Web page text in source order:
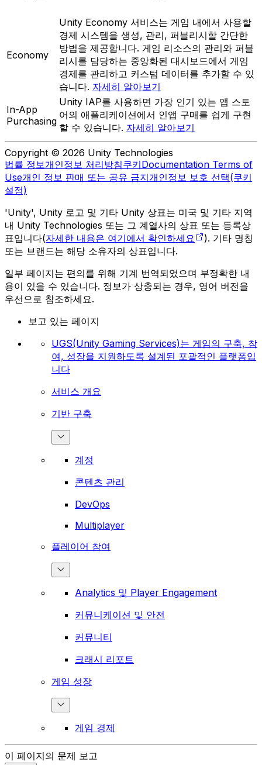
Economy
Unity Economy 서비스는 게임 내에서 사용할
경제 시스템을 생성, 관리, 퍼블리시할 간단한
방법을 제공합니다. 게임 리소스의 관리와 퍼블
리시를 담당하는 중앙화된 대시보드에서 게임
경제를 관리하고 커스텀 데이터를 추가할 수 있
습니다. 자세히 알아보기
In-App
Purchasing
Unity IAP를 사용하면 가장 인기 있는 앱 스토
어의 애플리케이션에서 인앱 구매를 쉽게 구현
할 수 있습니다. 자세히 알아보기
Copyright © 2026 Unity Technologies
법률 정보개인정보 처리방침쿠키Documentation Terms of
Use개인 정보 판매 또는 공유 금지개인정보 보호 선택(쿠키
설정)
'Unity', Unity 로고 및 기타 Unity 상표는 미국 및 기타 지역
내 Unity Technologies 또는 그 계열사의 상표 또는 등록상
표입니다(자세한 내용은 여기에서 확인하세요
). 기타 명칭
또는 브랜드는 해당 소유자의 상표입니다.
일부 페이지는 편의를 위해 기계 번역되었으며 부정확한 내
용이 있을 수 있습니다. 정보가 상충되는 경우, 영어 버전을
우선으로 참조하세요.
보고 있는 페이지
UGS(Unity Gaming Services)는 게임의 구축, 참
여, 성장을 지원하도록 설계된 포괄적인 플랫폼입
니다
서비스 개요
기반 구축
계정
콘텐츠 관리
DevOps
Multiplayer
플레이어 참여
Analytics 및 Player Engagement
커뮤니케이션 및 안전
커뮤니티
크래시 리포트
게임 성장
게임 경제
이 페이지의 문제 보고